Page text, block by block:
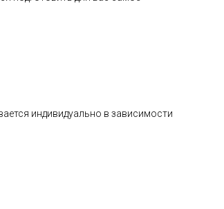
индивидуально в зависимости